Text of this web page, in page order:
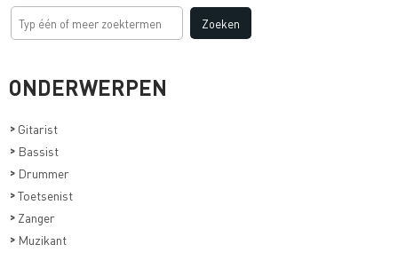
ONDERWERPEN
> Gitarist
> Bassist
> Drummer
>Toetsenist
> Zanger
> Muzikant